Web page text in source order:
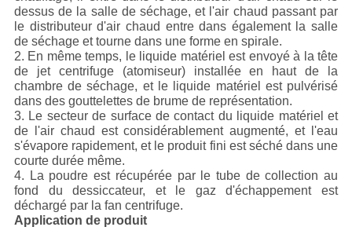
dessus de la salle de séchage, et l'air chaud passant par
le distributeur d'air chaud entre dans également la salle
de séchage et tourne dans une forme en spirale.
2. En même temps, le liquide matériel est envoyé à la tête
de jet centrifuge (atomiseur) installée en haut de la
chambre de séchage, et le liquide matériel est pulvérisé
dans des gouttelettes de brume de représentation.
3. Le secteur de surface de contact du liquide matériel et
de l'air chaud est considérablement augmenté, et l'eau
s'évapore rapidement, et le produit fini est séché dans une
courte durée même.
4. La poudre est récupérée par le tube de collection au
fond du dessiccateur, et le gaz d'échappement est
déchargé par la fan centrifuge.
Application de produit